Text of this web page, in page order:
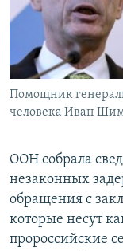
Помощник
человека Иван
ООН собрала
незаконных
обращения с
которые несут
пророссийские